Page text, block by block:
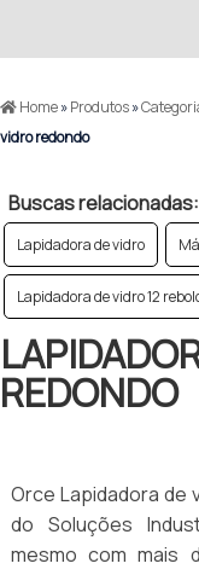
Home»Produtos»
vidro redondo
Buscas relacionadas:
Lapidadora de vidro
Lapidadora de vidro 12
REDONDO
Orce Lapidadora de
do Soluções
mesmo com mais